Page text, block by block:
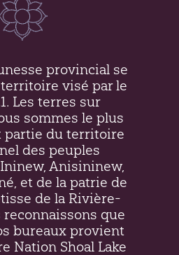
provincial se
visé par le
Les terres sur
sommes le plus
partie du territoire
des peuples
Anisininew,
et de la patrie de
de la Rivière-
reconnaissons que
bureaux provient
Nation Shoal Lake